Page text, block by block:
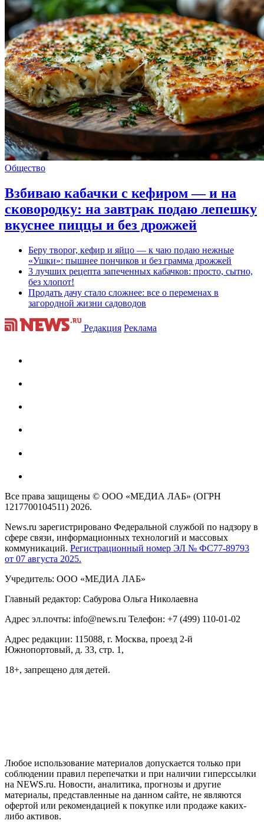
Общество
Взбиваю кабачки с кефиром — и на
сковородку: на завтрак подаю лепешку
вкуснее пиццы и без дрожжей
Беру творог, кефир и яйцо — к чаю подаю нежные
«Ушки»: пышнее пончиков и без грамма дрожжей
3 лучших рецепта запеченных кабачков: просто, сытно,
без хлопот!
Продать дачу стало сложнее: все о переменах в
загородной жизни садоводов
Редакция Реклама
Все права защищены © ООО «МЕДИА ЛАБ» (ОГРН
1217700104511) 2026.
News.ru зарегистрировано Федеральной службой по надзору в
сфере связи, информационных технологий и массовых
коммуникаций. Регистрационный номер ЭЛ № ФС77-89793
от 07 августа 2025.
Учредитель: ООО «МЕДИА ЛАБ»
Главный редактор: Сабурова Ольга Николаевна
Адрес эл.почты: info@news.ru Телефон: +7 (499) 110-01-02
Адрес редакции: 115088, г. Москва, проезд 2-й
Южнопортовый, д. 33, стр. 1,
18+, запрещено для детей.
Любое использование материалов допускается только при
соблюдении правил перепечатки и при наличии гиперссылки
на NEWS.ru. Новости, аналитика, прогнозы и другие
материалы, представленные на данном сайте, не являются
офертой или рекомендацией к покупке или продаже каких-
либо активов.